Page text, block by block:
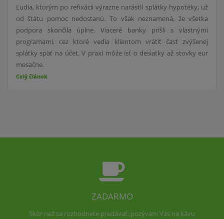
Ľudia, ktorým po refixácii výrazne narástli splátky hypotéky, už
od štátu pomoc nedostanú. To však neznamená, že všetka
podpora skončila úplne. Viaceré banky prišli s vlastnými
programami, cez ktoré vedia klientom vrátiť časť zvýšenej
splátky späť na účet. V praxi môže ísť o desiatky až stovky eur
mesačne.
Celý článok
ZADARMO
Skôr než sa rozhodnete predávať, pozývam Vás na kávu